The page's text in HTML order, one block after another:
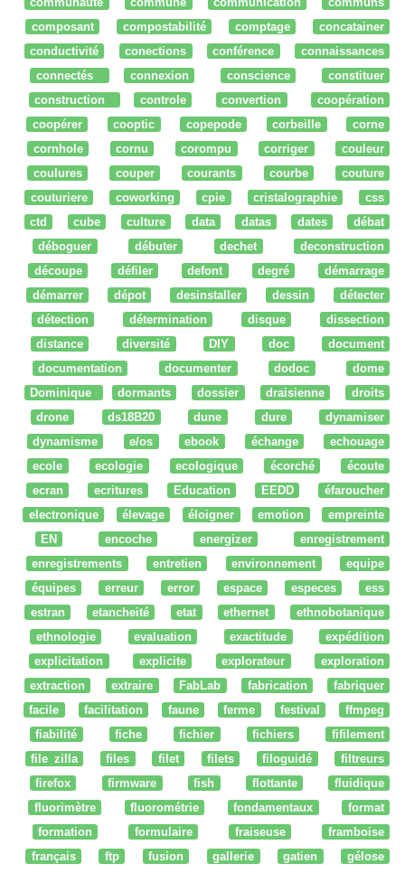
composant
compostabilité comptage
concatainer
conductivité
conections conférence
connaissances
connectés
connexion conscience
constituer
construction
controle convertion
coopération
coopérer
cooptic copepode corbeille
corne
cornhole
cornu corompu corriger
couleur
coulures
couper courants courbe
couture
couturiere
coworking cpie cristalographie
css
ctd
cube culture data datas dates
débat
déboguer
débuter dechet
deconstruction
découpe
défiler defont degré
démarrage
démarrer
dépot desinstaller dessin
détecter
détection
détermination disque
dissection
distance
diversité DIY doc
document
documentation
documenter dodoc
dome
Dominique
dormants dossier draisienne
droits
drone
ds18B20 dune dure
dynamiser
dynamisme
e/os ebook échange
echouage
ecole
ecologie ecologique écorché
écoute
ecran
ecritures Education EEDD
éfaroucher
electronique
élevage éloigner emotion
empreinte
EN
encoche energizer
enregistrement
enregistrements
entretien environnement
equipe
équipes
erreur error espace especes
ess
estran
etancheité etat ethernet
ethnobotanique
ethnologie
evaluation exactitude
expédition
explicitation
explicite explorateur
exploration
extraction
extraire FabLab fabrication
fabriquer
facile
facilitation faune ferme festival
ffmpeg
fiabilité
fiche fichier fichiers
fifilement
file zilla
files filet filets filoguidé
filtreurs
firefox
firmware fish flottante
fluidique
fluorimètre
fluorométrie fondamentaux
format
formation
formulaire fraiseuse
framboise
français
ftp fusion gallerie gatien gélose